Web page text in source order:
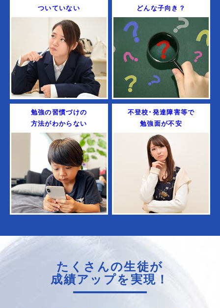
ついていない
どんな子向き？
勉強の習慣づけの
方法がわからない
不登校･発達障害等で
勉強面が不安
たくさんの生徒が
成績アップを実現！